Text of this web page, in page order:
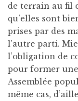
de terrain au fil
qu’elles sont
prises par des
l’autre parti.
l’obligation de
pour former
Assemblée
même cas,